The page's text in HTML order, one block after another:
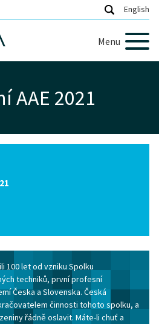
English
Menu
AAE 2021
100 let od vzniku Spolku
techniků, první profesní
Česka a Slovenska. Česká
činnosti tohoto spolku, a
řádně oslavit. Máte-li chuť a